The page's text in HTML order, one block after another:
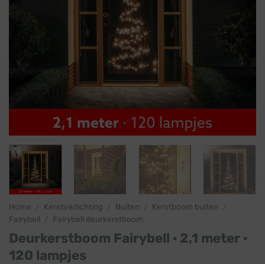
Home Kerstverlichting Buiten Kerstboom buiten
Fairybell
Fairybell deurkerstboom
Deurkerstboom Fairybell · 2,1 meter ·
120 lampjes